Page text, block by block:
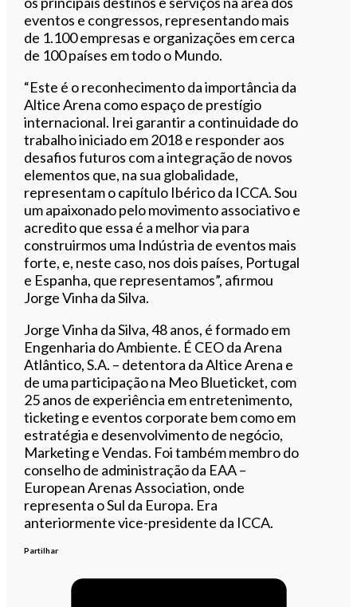
eventos e congressos, representando mais
de 1.100 empresas e organizações em cerca
de 100 países em todo o Mundo.
“Este é o reconhecimento da importância da
Altice Arena como espaço de prestígio
internacional. Irei garantir a continuidade do
trabalho iniciado em 2018 e responder aos
desafios futuros com a integração de novos
elementos que, na sua globalidade,
representam o capítulo Ibérico da ICCA. Sou
um apaixonado pelo movimento associativo e
acredito que essa é a melhor via para
construirmos uma Indústria de eventos mais
forte, e, neste caso, nos dois países, Portugal
e Espanha, que representamos”, afirmou
Jorge Vinha da Silva.
Jorge Vinha da Silva, 48 anos, é formado em
Engenharia do Ambiente. É CEO da Arena
Atlântico, S.A. – detentora da Altice Arena e
de uma participação na Meo Blueticket, com
25 anos de experiência em entretenimento,
ticketing e eventos corporate bem como em
estratégia e desenvolvimento de negócio,
Marketing e Vendas. Foi também membro do
conselho de administração da EAA –
European Arenas Association, onde
representa o Sul da Europa. Era
anteriormente vice-presidente da ICCA.
Partilhar